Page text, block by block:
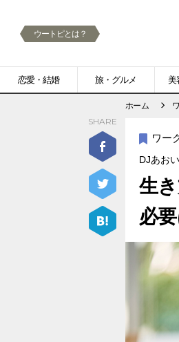
恋愛・結婚 旅・グルメ 美
ウートピとは？
ホーム
ワー
DJあお
生
必
SHARE